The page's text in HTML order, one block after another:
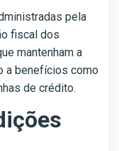
pela
fiscal dos
mantenham a
a benefícios como
de crédito.